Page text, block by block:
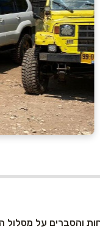
והסברים על מסלול